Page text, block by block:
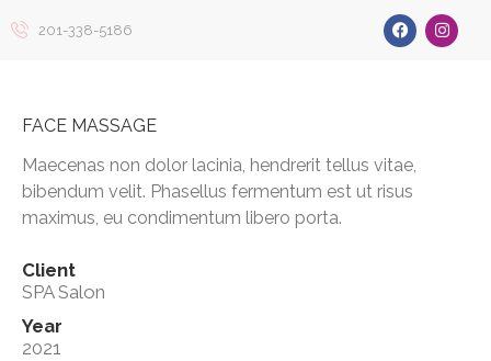
201-338-5186
FACE MASSAGE
Maecenas non dolor lacinia, hendrerit tellus vitae,
bibendum velit. Phasellus fermentum est ut risus
maximus, eu condimentum libero porta.
Client
SPA Salon
Year
2021